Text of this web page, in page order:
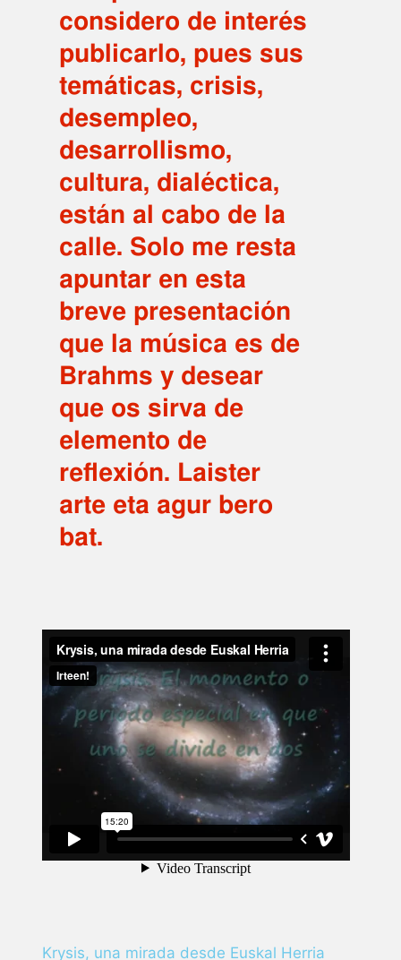
considero de interés
publicarlo, pues sus
temáticas, crisis,
desempleo,
desarrollismo,
cultura, dialéctica,
están al cabo de la
calle. Solo me resta
apuntar en esta
breve presentación
que la música es de
Brahms y desear
que os sirva de
elemento de
reflexión. Laister
arte eta agur bero
bat.
Krysis, una mirada desde Euskal Herria